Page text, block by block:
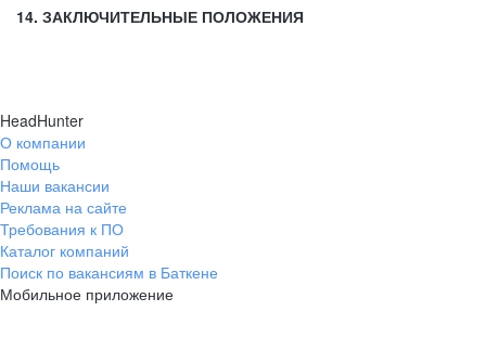
14. ЗАКЛЮЧИТЕЛЬНЫЕ ПОЛОЖЕНИЯ
HeadHunter
О компании
Помощь
Наши вакансии
Реклама на сайте
Требования к ПО
Каталог компаний
Поиск по вакансиям в Баткене
Мобильное приложение